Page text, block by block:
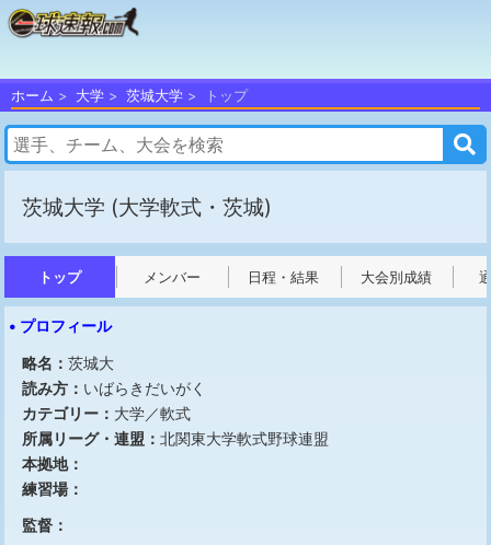
ホーム 大学 茨城大学 トップ
茨城大学 (大学軟式・茨城)
トップ メンバー 日程・結果 大会別成績
• プロフィール
略名： 茨城大
読み方： いばらきだいがく
カテゴリー： 大学／軟式
所属リーグ・連盟： 北関東大学軟式野球連盟
本拠地：
練習場：
監督：